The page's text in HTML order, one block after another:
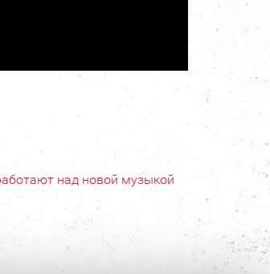
над новой музыкой